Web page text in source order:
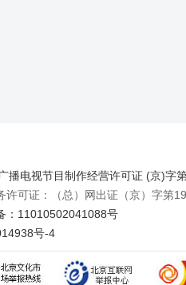
广播电视节目制作经营许可证 (京)字
证：（总）网出证（京）字第
：11010502041088号
号-4